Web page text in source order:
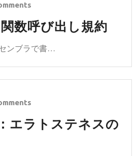
数呼び出し規約
ンブラで書…
エラトステネスの